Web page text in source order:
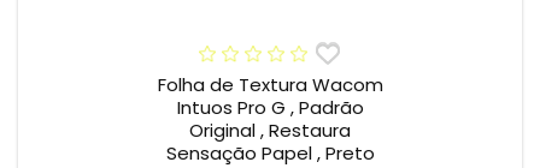
Folha de Textura Wacom
Intuos Pro G , Padrão
Original , Restaura
Sensação Papel , Preto